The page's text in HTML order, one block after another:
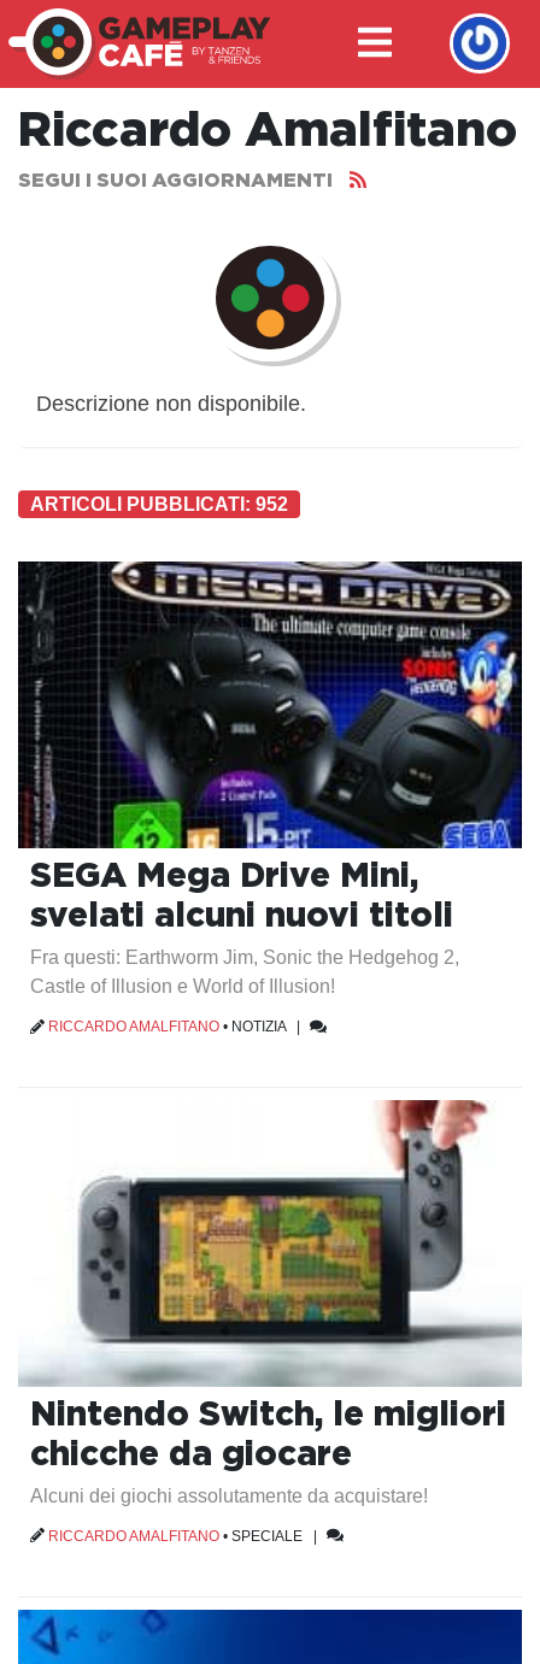
Riccardo Amalfitano
SEGUI I SUOI AGGIORNAMENTI
Descrizione non disponibile.
ARTICOLI PUBBLICATI: 952
SEGA Mega Drive Mini,
svelati alcuni nuovi titoli
Fra questi: Earthworm Jim, Sonic the Hedgehog 2,
Castle of Illusion e World of Illusion!
RICCARDO AMALFITANO • NOTIZIA|
Nintendo Switch, le migliori
chicche da giocare
Alcuni dei giochi assolutamente da acquistare!
RICCARDO AMALFITANO • SPECIALE